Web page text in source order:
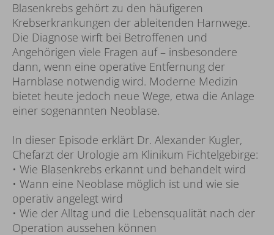
Blasenkrebs gehört zu den häufigeren
Krebserkrankungen der ableitenden Harnwege.
Die Diagnose wirft bei Betroffenen und
Angehörigen viele Fragen auf – insbesondere
dann, wenn eine operative Entfernung der
Harnblase notwendig wird. Moderne Medizin
bietet heute jedoch neue Wege, etwa die Anlage
einer sogenannten Neoblase.
In dieser Episode erklärt Dr. Alexander Kugler,
Chefarzt der Urologie am Klinikum Fichtelgebirge:
• Wie Blasenkrebs erkannt und behandelt wird
• Wann eine Neoblase möglich ist und wie sie
operativ angelegt wird
• Wie der Alltag und die Lebensqualität nach der
Operation aussehen können